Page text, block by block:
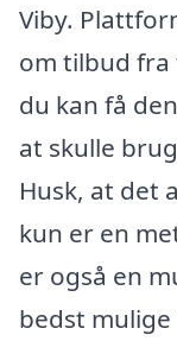
Viby.
om tilbud fra
du kan få
at skulle
Husk, at det
kun er en
er også en
bedst